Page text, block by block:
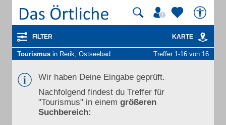
FILTER KARTE
Tourismus in Rerik, Ostseebad Treffer 1-16 von 16
Wir haben Deine Eingabe geprüft.
Nachfolgend findest du Treffer für
"Tourismus" in einem größeren
Suchbereich: